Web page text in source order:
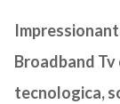
Broadband
tecnologica,